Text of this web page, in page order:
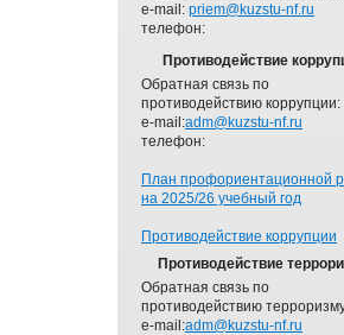
e-mail: priem@kuzstu-nf.ru
телефон:
Противодействие
Обратная связь по
противодействию коррупции:
e-mail:adm@kuzstu-nf.ru
телефон:
План профориентационной
на 2025/26 учебный год
Противодействие коррупции
Противодействие
Обратная связь по
противодействию
e-mail:adm@kuzstu-nf.ru